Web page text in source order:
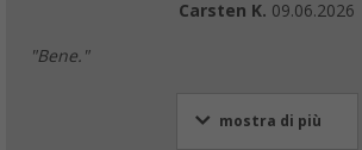
Carsten K. 09.06.2026
"Bene."
mostra di più